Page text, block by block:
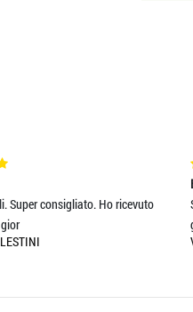
Ho ricevuto
Servizio
gentile. Prod